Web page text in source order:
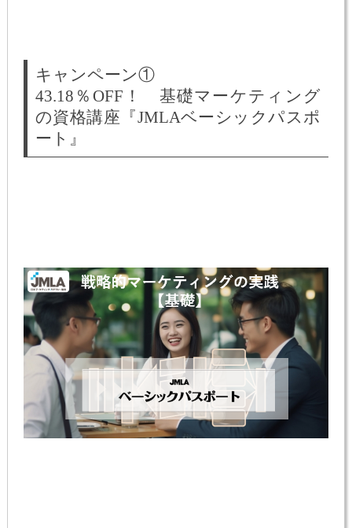
キャンペーン①
43.18％OFF！ 基礎マーケティング
の資格講座『JMLAベーシックパスポ
ート』